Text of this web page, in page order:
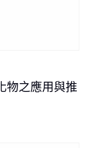
物之應用與推